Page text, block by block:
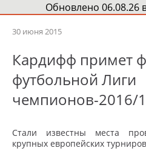
Обновлено 06.08.26
30 июня 2015
Кардифф примет
футбольной Лиги
чемпионов-2016/
Стали известны места
крупных европейских